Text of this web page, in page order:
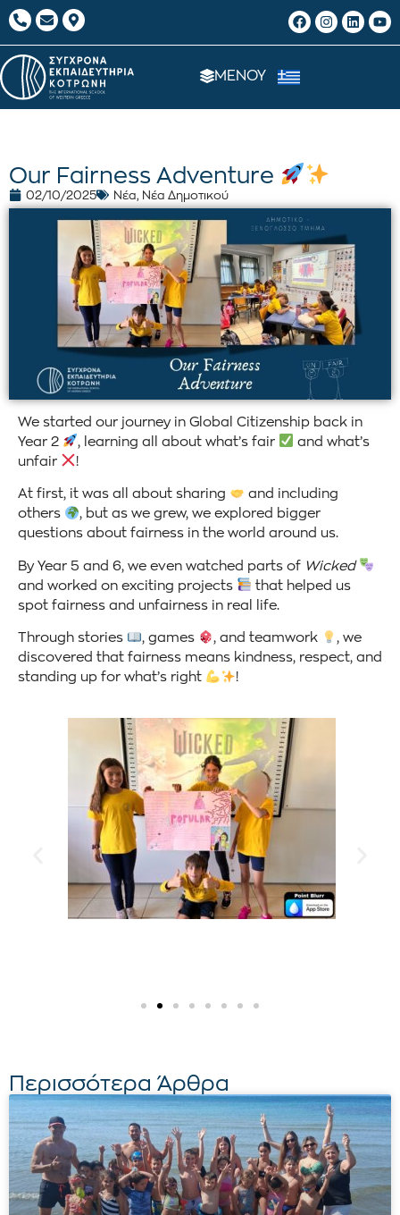
ΜΕΝΟΥ
Our Fairness Adventure
02/10/2025 Νέα, Νέα Δημοτικού
We started our journey in Global Citizenship back in
Year 2
, learning all about what’s fair
and what’s
unfair
!
At first, it was all about sharing
and including
others
, but as we grew, we explored bigger
questions about fairness in the world around us.
By Year 5 and 6, we even watched parts of Wicked
and worked on exciting projects
that helped us
spot fairness and unfairness in real life.
Through stories , games , and teamwork
, we
discovered that fairness means kindness, respect, and
standing up for what’s right
!
Περισσότερα Άρθρα